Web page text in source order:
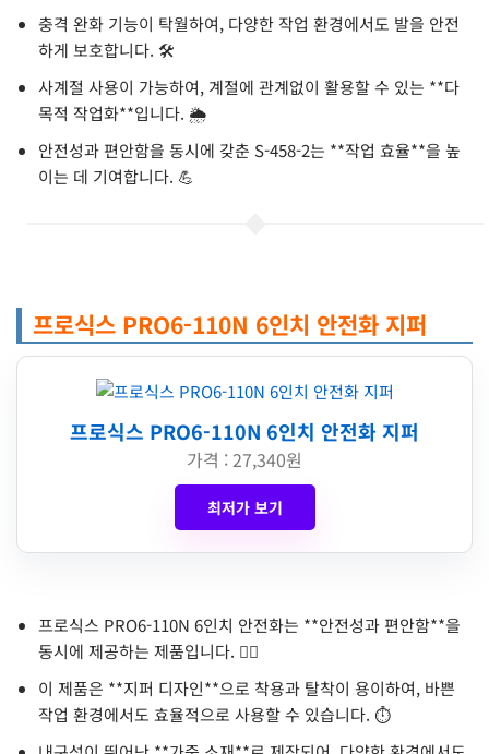
충격 완화 기능이 탁월하여, 다양한 작업 환경에서도 발을 안전
하게 보호합니다. 🛠️
사계절 사용이 가능하여, 계절에 관계없이 활용할 수 있는 **다
목적 작업화**입니다. 🌦️
안전성과 편안함을 동시에 갖춘 S-458-2는 **작업 효율**을 높
이는 데 기여합니다. 💪
프로식스 PRO6-110N 6인치 안전화 지퍼
프로식스 PRO6-110N 6인치 안전화 지퍼
가격 : 27,340원
최저가 보기
프로식스 PRO6-110N 6인치 안전화는 **안전성과 편안함**을
동시에 제공하는 제품입니다. 👷‍♂️
이 제품은 **지퍼 디자인**으로 착용과 탈착이 용이하여, 바쁜
작업 환경에서도 효율적으로 사용할 수 있습니다. ⏱️